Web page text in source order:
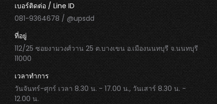
เบอร์ติดต่อ / Line ID
081-9364678 / @upsdd
ที่อยู่
112/25 ซอยงามวงศ์วาน 25 ต.บางเขน อ.เมืองนนทบุรี จ.นนทบุรี
11000
เวลาทำการ
วันจันทร์-ศุกร์ เวลา 8.30 น. - 17.00 น., วันเสาร์ 8.30 น. -
12.00 น.